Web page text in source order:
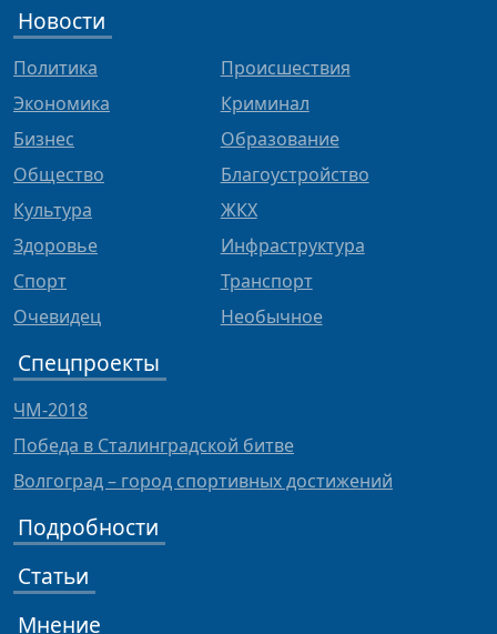
Новости
Политика
Экономика
Бизнес
Общество
Культура
Здоровье
Спорт
Очевидец
Происшествия
Криминал
Образование
Благоустройство
ЖКХ
Инфраструктура
Транспорт
Необычное
Спецпроекты
ЧМ-2018
Победа в Сталинградской битве
Волгоград – город спортивных достижений
Подробности
Статьи
Мнение